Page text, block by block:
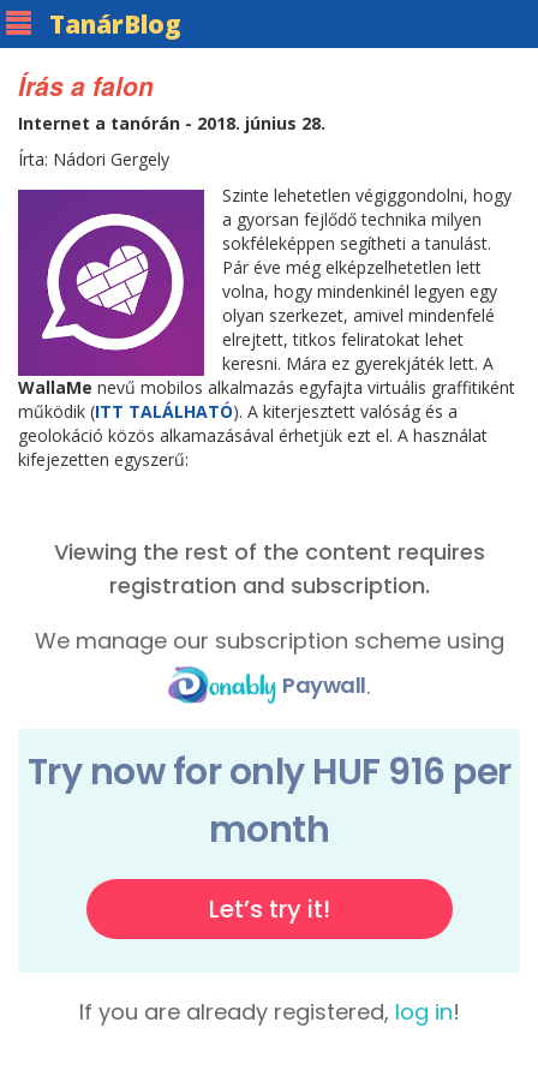
TanárBlog
Írás a falon
Internet a tanórán - 2018. június 28.
Írta: Nádori Gergely
Szinte lehetetlen végiggondolni, hogy
a gyorsan fejlődő technika milyen
sokféleképpen segítheti a tanulást.
Pár éve még elképzelhetetlen lett
volna, hogy mindenkinél legyen egy
olyan szerkezet, amivel mindenfelé
elrejtett, titkos feliratokat lehet
keresni. Mára ez gyerekjáték lett. A
WallaMe nevű mobilos alkalmazás egyfajta virtuális graffitiként
működik (ITT TALÁLHATÓ). A kiterjesztett valóság és a
geolokáció közös alkamazásával érhetjük ezt el. A használat
kifejezetten egyszerű: